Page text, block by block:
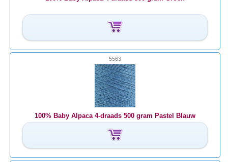
5563
100% Baby Alpaca 4-draads 500 gram Pastel Blauw